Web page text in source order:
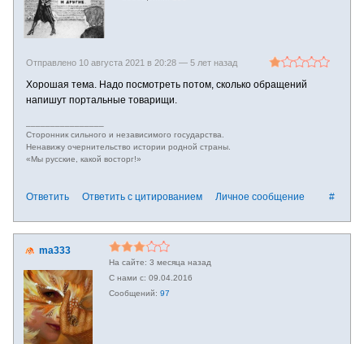
Отправлено 10 августа 2021 в 20:28 — 5 лет назад
Хорошая тема. Надо посмотреть потом, сколько обращений
напишут портальные товарищи.
Сторонник сильного и независимого государства.
Ненавижу очернительство истории родной страны.
«Мы русские, какой восторг!»
#
Ответить Ответить с цитированием Личное сообщение
ma333
3 месяца назад
09.04.2016
97